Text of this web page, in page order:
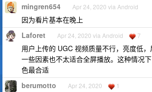
mingren654 Apr 24, 2020 via Android
因为看片基本在晚上
Laforet Apr 24, 2020 via Android 7
用户上传的 UGC 视频质量不行，亮度低
一些因素也不太适合全屏播放。这种情况
色最合适
berumotto Apr 24, 2020 1